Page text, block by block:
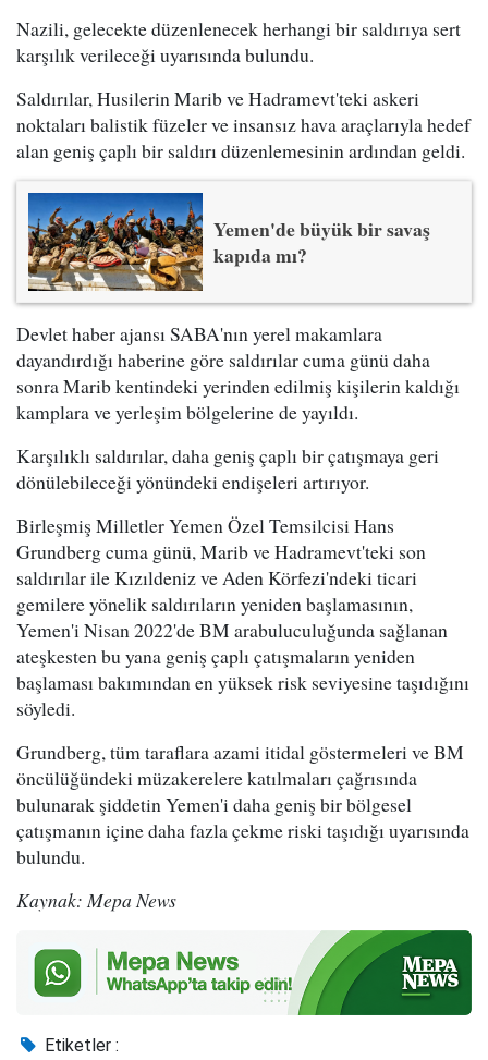
Nazili, gelecekte düzenlenecek herhangi bir saldırıya sert
karşılık verileceği uyarısında bulundu.
Saldırılar, Husilerin Marib ve Hadramevt'teki askeri
noktaları balistik füzeler ve insansız hava araçlarıyla hedef
alan geniş çaplı bir saldırı düzenlemesinin ardından geldi.
Yemen'de büyük bir savaş
kapıda mı?
Devlet haber ajansı SABA'nın yerel makamlara
dayandırdığı haberine göre saldırılar cuma günü daha
sonra Marib kentindeki yerinden edilmiş kişilerin kaldığı
kamplara ve yerleşim bölgelerine de yayıldı.
Karşılıklı saldırılar, daha geniş çaplı bir çatışmaya geri
dönülebileceği yönündeki endişeleri artırıyor.
Birleşmiş Milletler Yemen Özel Temsilcisi Hans
Grundberg cuma günü, Marib ve Hadramevt'teki son
saldırılar ile Kızıldeniz ve Aden Körfezi'ndeki ticari
gemilere yönelik saldırıların yeniden başlamasının,
Yemen'i Nisan 2022'de BM arabuluculuğunda sağlanan
ateşkesten bu yana geniş çaplı çatışmaların yeniden
başlaması bakımından en yüksek risk seviyesine taşıdığını
söyledi.
Grundberg, tüm taraflara azami itidal göstermeleri ve BM
öncülüğündeki müzakerelere katılmaları çağrısında
bulunarak şiddetin Yemen'i daha geniş bir bölgesel
çatışmanın içine daha fazla çekme riski taşıdığı uyarısında
bulundu.
Kaynak: Mepa News
Etiketler :